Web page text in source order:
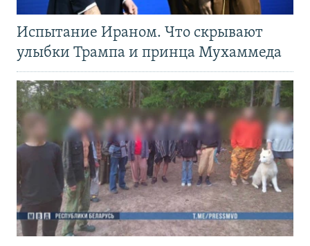
Испытание Ираном. Что скрывают
улыбки Трампа и принца Мухаммеда